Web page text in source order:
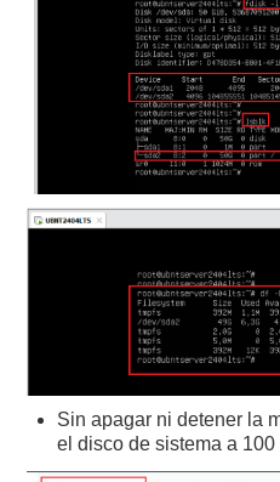
Sin apagar ni detener la
el disco de sistema a 100